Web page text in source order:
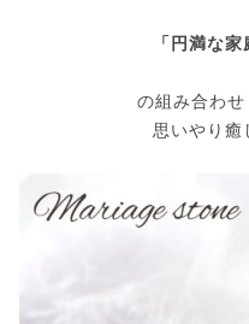
「円満な
の組み合わ
思いやり癒